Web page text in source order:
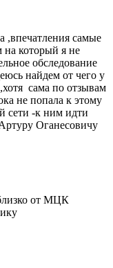
,впечатления самые
который я не
обследование
найдем от чего у
сама по отзывам
не попала к этому
сети -к ним идти
Оганесовичу
от МЦК